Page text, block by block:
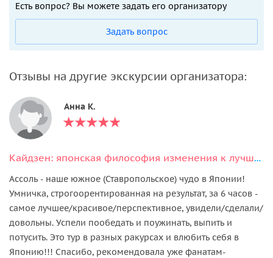
Есть вопрос? Вы можете задать его организатору
Задать вопрос
Отзывы на другие экскурсии организатора:
Анна К.
Кайдзен: японская философия изменения к лучшему
Ассоль - наше южное (Ставропольское) чудо в Японии!
Умничка, строгоорентированная на результат, за 6 часов -
самое лучшее/красивое/перспективное, увидели/сделали/
довольны. Успели пообедать и поужинать, выпить и
потусить. Это тур в разных ракурсах и влюбить себя в
Японию!!! Спасибо, рекомендовала уже фанатам-